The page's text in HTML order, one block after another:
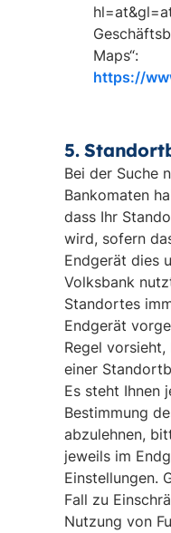
Maps“:
https://
5.
Bei der Suche
Bankomaten
dass Ihr
wird, sofern
Endgerät dies
Volksbank
Standortes
Endgerät
Regel
einer
Es steht Ihnen
Bestimmung
abzulehnen,
jeweils im
Einstellungen.
Fall zu
Nutzung von